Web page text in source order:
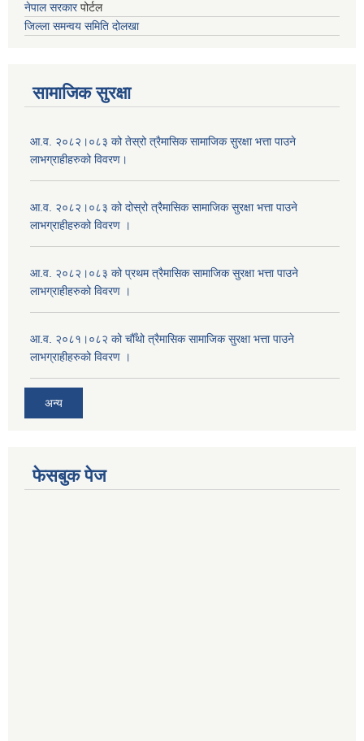
नेपाल सरकारपोर्टल
जिल्ला समन्वय समिति दोलखा
सामाजिक सुरक्षा
आ.व. २०८२।०८३ को तेस्रो त्रैमासिक सामाजिक सुरक्षा भत्ता पाउने
लाभग्राहीहरुको विवरण।
आ.व. २०८२।०८३ को दोस्रो त्रैमासिक सामाजिक सुरक्षा भत्ता पाउने
लाभग्राहीहरुको विवरण ।
आ.व. २०८२।०८३ को प्रथम त्रैमासिक सामाजिक सुरक्षा भत्ता पाउने
लाभग्राहीहरुको विवरण ।
आ.व. २०८१।०८२ को चौँथो त्रैमासिक सामाजिक सुरक्षा भत्ता पाउने
लाभग्राहीहरुको विवरण ।
अन्य
फेसबुक पेज